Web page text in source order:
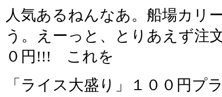
人気あるねんなあ。船場カリ
う。えーっと、とりあえず注
０円!!! これを
「ライス大盛り」１００円プ